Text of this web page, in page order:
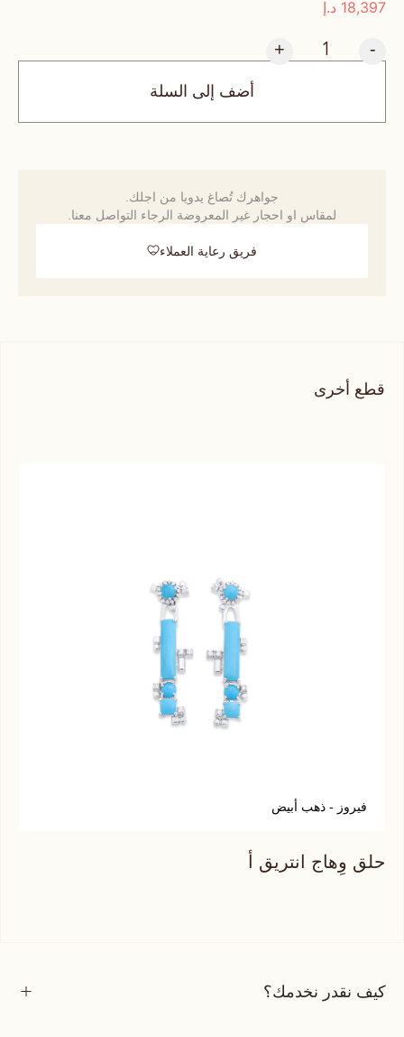
18,397 د.إ
-
+
أضف إلى السلة
جواهرك تُصاغ يدويا من اجلك.
لمقاس او احجار غير المعروضة الرجاء التواصل معنا.
فريق رعاية العملاء
قطع أخرى
فيروز - ذهب أبيض
حلق وِهاج انتريق أ
كيف نقدر نخدمك؟